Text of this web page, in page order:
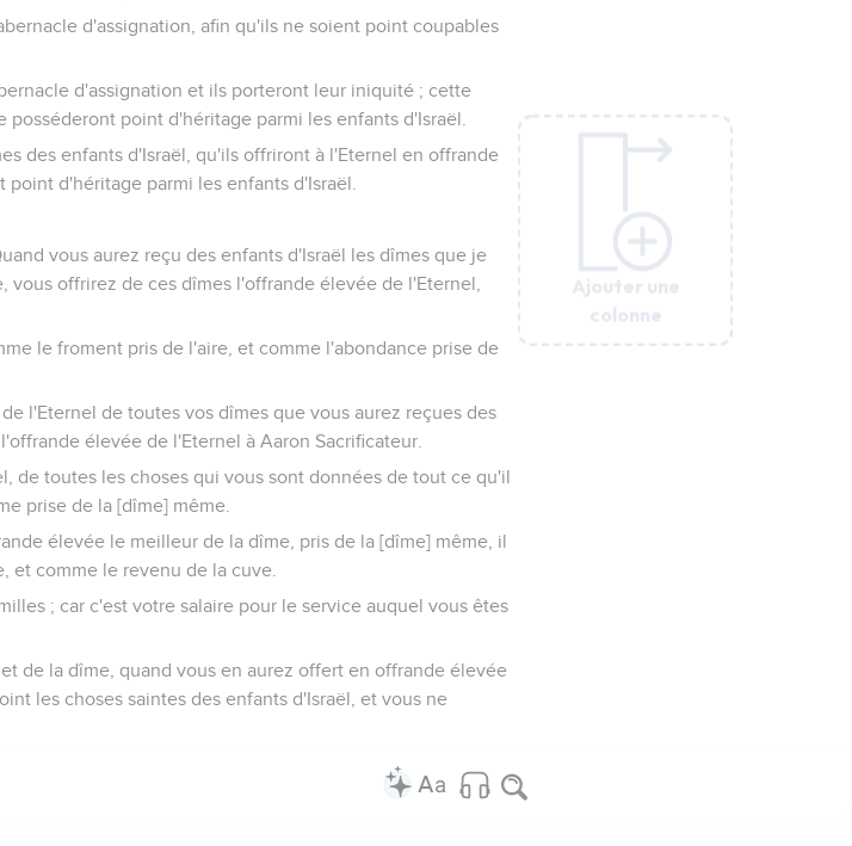
Ajouter une
colonne
d'assignation, afin qu'ils ne soient point coupables
d'assignation et ils porteront leur iniquité ; cette
point d'héritage parmi les enfants d'Israël.
des enfants d'Israël, qu'ils offriront à l'Eternel en offrande
d'héritage parmi les enfants d'Israël.
vous aurez reçu des enfants d'Israël les dîmes que je
offrirez de ces dîmes l'offrande élevée de l'Eternel,
le froment pris de l'aire, et comme l'abondance prise de
l'Eternel de toutes vos dîmes que vous aurez reçues des
élevée de l'Eternel à Aaron Sacrificateur.
de toutes les choses qui vous sont données de tout ce qu'il
prise de la [dîme] même.
élevée le meilleur de la dîme, pris de la [dîme] même, il
et comme le revenu de la cuve.
; car c'est votre salaire pour le service auquel vous êtes
de la dîme, quand vous en aurez offert en offrande élevée
les choses saintes des enfants d'Israël, et vous ne
Ajouter une
colonne
Ajouter une
colonne
Ajouter une
colonne
Ajouter une
colonne